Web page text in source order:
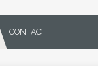
CONTACT